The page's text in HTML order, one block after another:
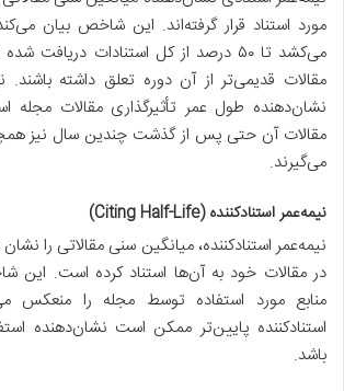
مورد استناد قرار گرفته‌اند. این شاخص بیان
می‌کشد تا ۵۰ درصد از کل استنادات
مقالات قدیمی‌تر از آن دوره تعلق داشته باشند.
نشان‌دهنده طول عمر تأثیرگذاری مقالات مجله
مقالات آن حتی پس از گذشت چندین سال نیز
می‌گیرند.
نیمه‌عمر استنادکننده (Citing Half-Life)
نیمه‌عمر استنادکننده، میانگین سنی مقالاتی را
در مقالات خود به آن‌ها استناد کرده است. این
منابع مورد استفاده توسط مجله را منعکس
استنادکننده پایین‌تر ممکن است نشان‌دهنده
باشد.